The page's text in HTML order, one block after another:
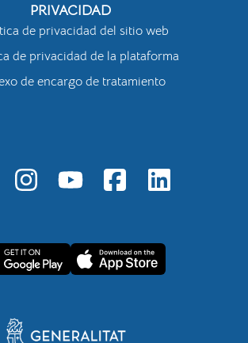
PRIVACIDAD
de privacidad del sitio web
de privacidad de la plataforma
de encargo de tratamiento